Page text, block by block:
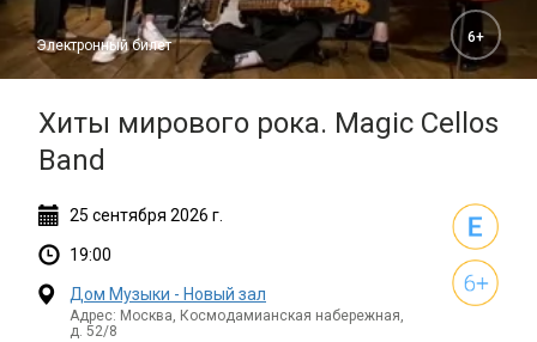
Хиты мирового рока. Magic Cellos
Band
Электронный билет 6+
25 сентября 2026 г.
19:00
Дом Музыки - Новый зал
Адрес: Москва, Космодамианская набережная,
д. 52/8